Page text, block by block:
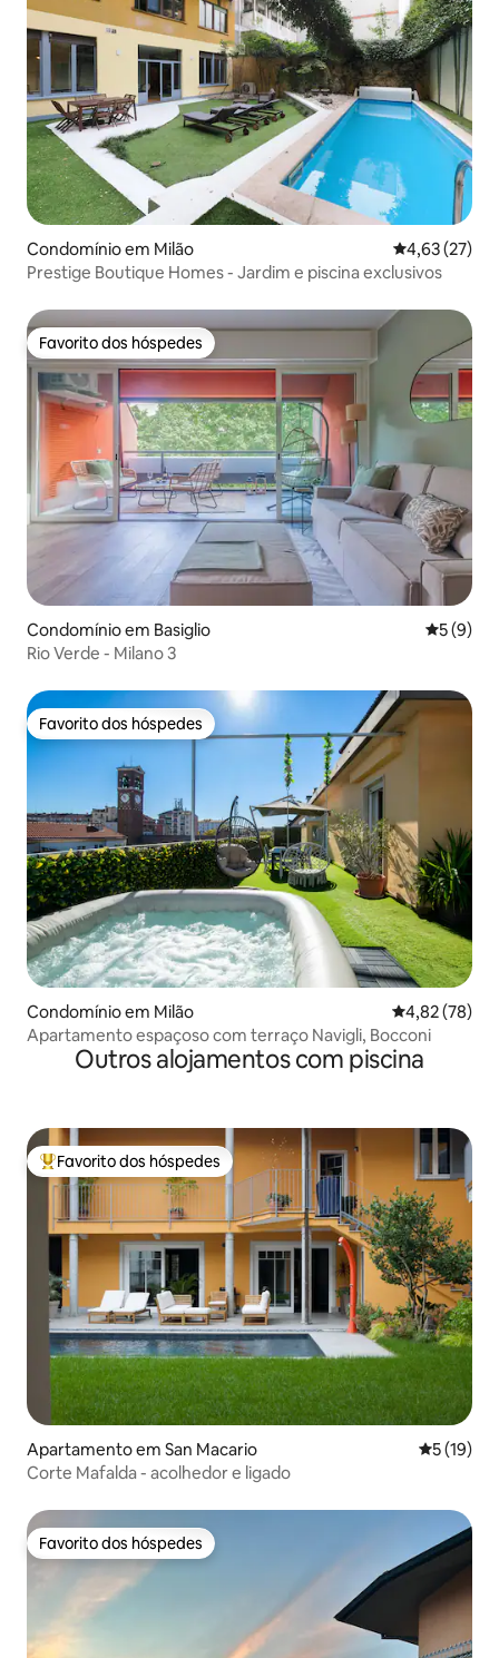
Condomínio em Milão Classificação
4,63 (27)
Prestige Boutique Homes - Jardim e piscina exclusivos
Favorito dos hóspedes
Favorito dos hóspedes
Condomínio em Basiglio
5 (9)
Rio Verde - Milano 3
Favorito dos hóspedes
Favorito dos hóspedes
Condomínio em Milão Classificação
4,82 (78)
Apartamento espaçoso com terraço Navigli, Bocconi
Outros alojamentos com piscina
Favoritos dos hóspedes mais apreciados
Favorito dos hóspedes
Apartamento em San Macario
5 (19)
Corte Mafalda - acolhedor e ligado
Favorito dos hóspedes
Favorito dos hóspedes